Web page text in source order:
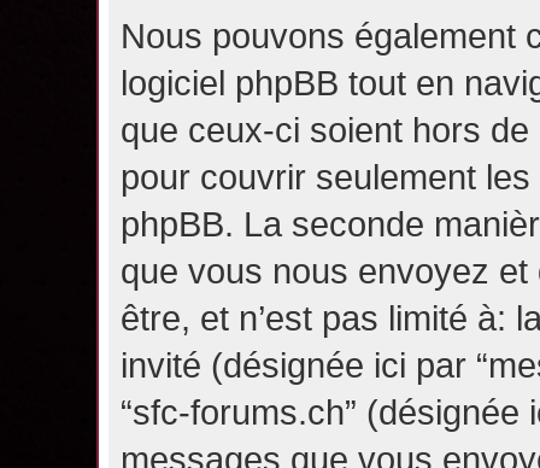
Nous pouvons également
logiciel phpBB tout en
que ceux-ci soient hors
pour couvrir seulement
phpBB. La seconde
que vous nous envoyez
être, et n’est pas limité à:
invité (désignée ici par
“sfc-forums.ch” (désignée
messages que vous